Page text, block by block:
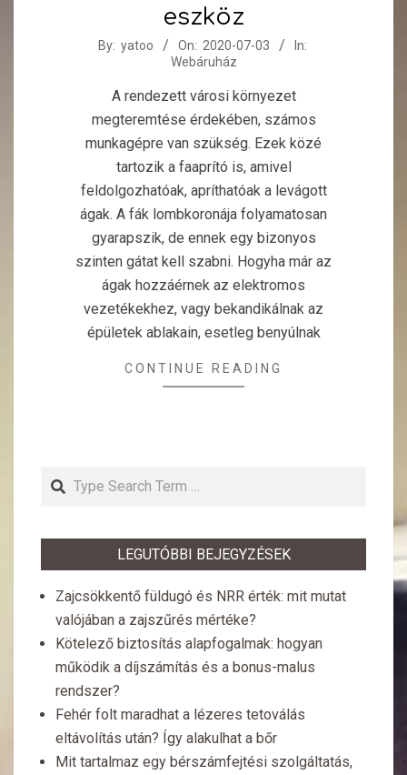
eszköz
2020-By: yatoo On: 2020-07-03
In:
Webáruház
A rendezett városi környezet
megteremtése érdekében, számos
munkagépre van szükség. Ezek közé
tartozik a faaprító is, amivel
feldolgozhatóak, apríthatóak a levágott
ágak. A fák lombkoronája folyamatosan
gyarapszik, de ennek egy bizonyos
szinten gátat kell szabni. Hogyha már az
ágak hozzáérnek az elektromos
vezetékekhez, vagy bekandikálnak az
épületek ablakain, esetleg benyúlnak
CONTINUE READING
Search
LEGUTÓBBI BEJEGYZÉSEK
Zajcsökkentő füldugó és NRR érték: mit mutat
valójában a zajszűrés mértéke?
Kötelező biztosítás alapfogalmak: hogyan
működik a díjszámítás és a bonus-malus
rendszer?
Fehér folt maradhat a lézeres tetoválás
eltávolítás után? Így alakulhat a bőr
Mit tartalmaz egy bérszámfejtési szolgáltatás,